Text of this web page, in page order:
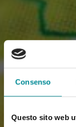
Consenso
Questo sito web